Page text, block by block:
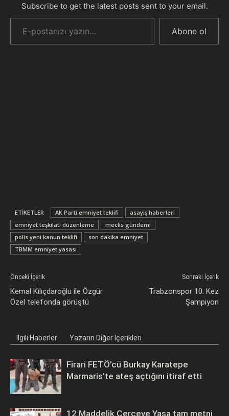
Subscribe to get the latest posts sent to your email.
E-postanızı yazın…
Abone ol
ETIKETLER ​AK Parti emniyet teklifi
asayiş haberleri
emniyet teşkilatı düzenleme
meclis gündemi
polis yeni kanun teklifi
son dakika emniyet
TBMM emniyet yasası
Önceki İçerik
Kemal Kılıçdaroğlu ile Özgür
Özel telefonda görüştü
Sonraki İçerik
Trabzonspor 10. Kez
Şampiyon
İlgili Haberler Yazarın Diğer İçerikleri
Firari FETÖ’cü Burkay Karatepe
Marmaris’te ateş açtığını itiraf etti
12 Maddelik Çerçeve Yasa tam metni